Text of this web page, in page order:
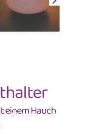
einem Hauch